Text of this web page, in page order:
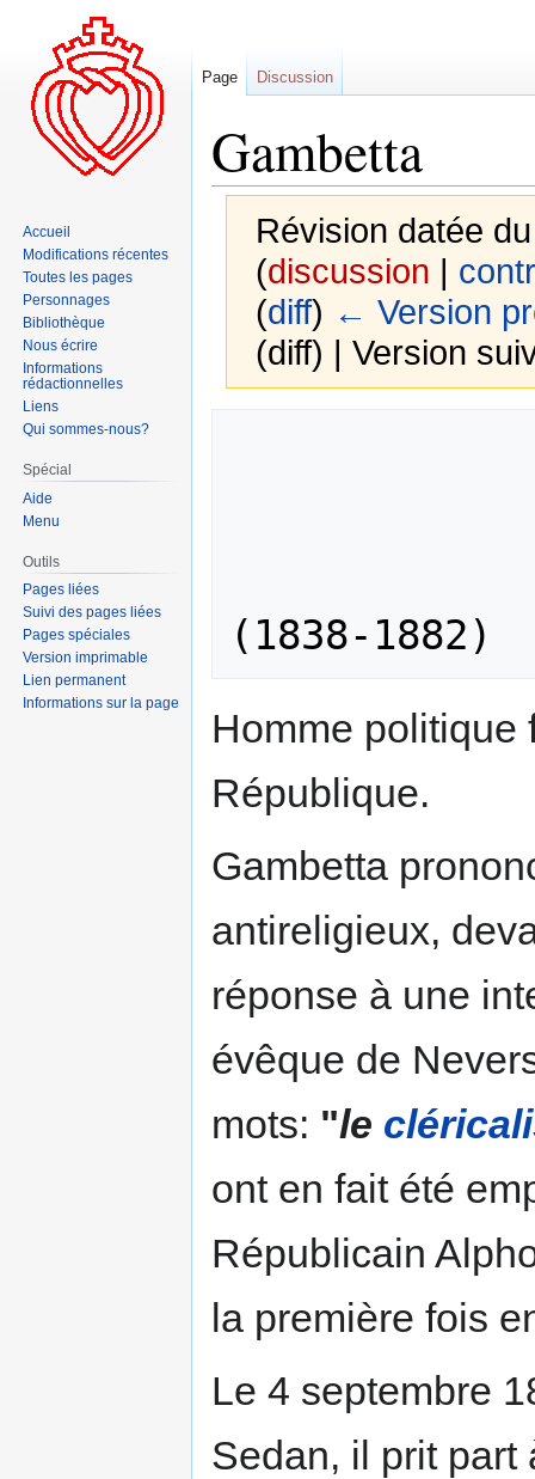
Gambetta
Révision datée
(discussion |
(diff) ← Version
(diff) | Version
Homme politique
République.
Gambetta
antireligieux,
réponse à une
évêque de
mots: "le
ont en fait été
Républicain
la première fois
Le 4 septembre
Sedan, il prit part
Page Discussion
Accueil
Modifications récentes
Toutes les pages
Personnages
Bibliothèque
Nous écrire
Informations
rédactionnelles
Liens
Qui sommes-nous?
Spécial
Aide
Menu
Outils
Pages liées
Suivi des pages liées
Pages spéciales
Version imprimable
Lien permanent
Informations sur la page